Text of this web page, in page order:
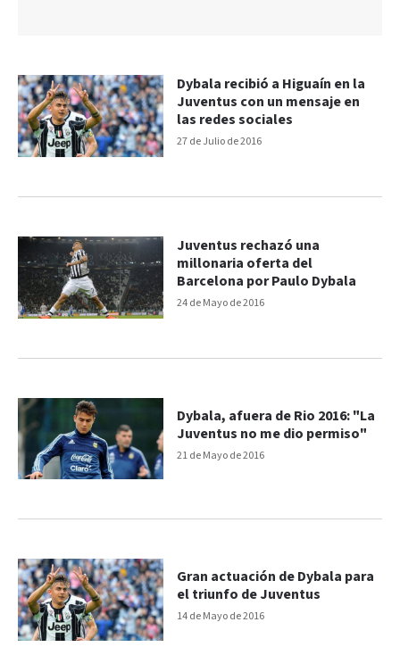
27 de Julio de 2016
Dybala recibió a Higuaín en la
Juventus con un mensaje en
las redes sociales
24 de Mayo de 2016
Juventus rechazó una
millonaria oferta del
Barcelona por Paulo Dybala
21 de Mayo de 2016
Dybala, afuera de Rio 2016: "La
Juventus no me dio permiso"
14 de Mayo de 2016
Gran actuación de Dybala para
el triunfo de Juventus